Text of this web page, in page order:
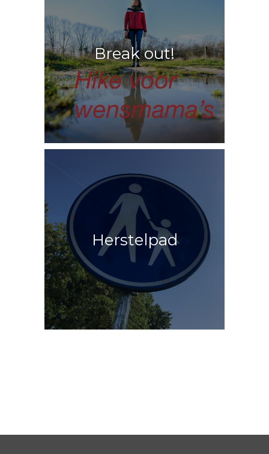
Break out!
Herstelpad
Opluchting
gegarandeerd!